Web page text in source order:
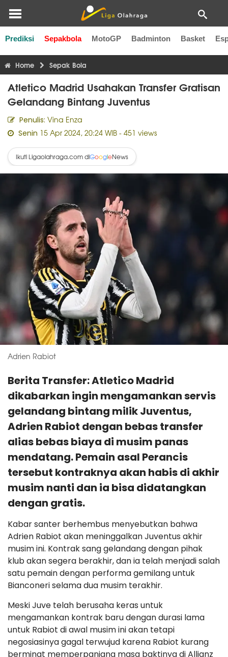
Prediksi Sepakbola MotoGP Badminton Basket
Liga Inggris Liga Italia Liga Spanyol Liga Perancis
Home Sepak Bola
Atletico Madrid Usahakan Transfer Gratisan
Gelandang Bintang Juventus
Penulis: Vina Enza
Senin 15 Apr 2024, 20:24 WIB - 451 views
Ikuti Ligaolahraga.com diGoogleNews
Adrien Rabiot
Berita Transfer: Atletico Madrid
dikabarkan ingin mengamankan servis
gelandang bintang milik Juventus,
Adrien Rabiot dengan bebas transfer
alias bebas biaya di musim panas
mendatang. Pemain asal Perancis
tersebut kontraknya akan habis di akhir
musim nanti dan ia bisa didatangkan
dengan gratis.
Kabar santer berhembus menyebutkan bahwa
Adrien Rabiot akan meninggalkan Juventus akhir
musim ini. Kontrak sang gelandang dengan pihak
klub akan segera berakhir, dan ia telah menjadi salah
satu pemain dengan performa gemilang untuk
Bianconeri selama dua musim terakhir.
Meski Juve telah berusaha keras untuk
mengamankan kontrak baru dengan durasi lama
untuk Rabiot di awal musim ini akan tetapi
negosiasinya gagal terwujud karena Rabiot kurang
berminat memperpanjang masa baktinya di Allianz